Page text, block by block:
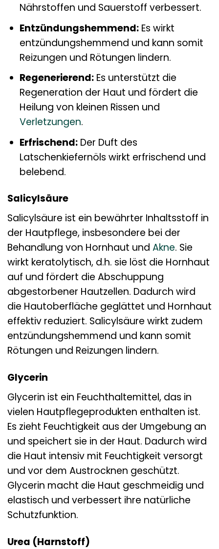
Nährstoffen und Sauerstoff verbessert.
Entzündungshemmend:Es wirkt
entzündungshemmend und kann somit
Reizungen und Rötungen lindern.
Regenerierend:Es unterstützt die
Regeneration der Haut und fördert die
Heilung von kleinen Rissen und
Verletzungen.
Erfrischend:Der Duft des
Latschenkiefernöls wirkt erfrischend und
belebend.
Salicylsäure
Salicylsäure ist ein bewährter Inhaltsstoff in
der Hautpflege, insbesondere bei der
Behandlung von Hornhaut und Akne. Sie
wirkt keratolytisch, d.h. sie löst die Hornhaut
auf und fördert die Abschuppung
abgestorbener Hautzellen. Dadurch wird
die Hautoberfläche geglättet und Hornhaut
effektiv reduziert. Salicylsäure wirkt zudem
entzündungshemmend und kann somit
Rötungen und Reizungen lindern.
Glycerin
Glycerin ist ein Feuchthaltemittel, das in
vielen Hautpflegeprodukten enthalten ist.
Es zieht Feuchtigkeit aus der Umgebung an
und speichert sie in der Haut. Dadurch wird
die Haut intensiv mit Feuchtigkeit versorgt
und vor dem Austrocknen geschützt.
Glycerin macht die Haut geschmeidig und
elastisch und verbessert ihre natürliche
Schutzfunktion.
Urea (Harnstoff)